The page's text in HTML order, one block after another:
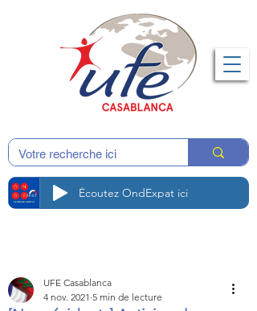
Écoutez OndExpat ici
UFE Casablanca
4 nov. 2021 5 min de lecture